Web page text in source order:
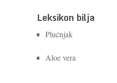
Leksikon bilja
Plućnjak
Aloe vera